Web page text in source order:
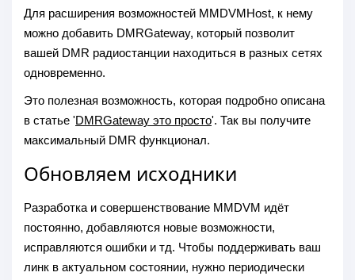
Для расширения возможностей MMDVMHost, к нему
можно добавить DMRGateway, который позволит
вашей DMR радиостанции находиться в разных сетях
одновременно.
Это полезная возможность, которая подробно описана
в статье 'DMRGateway это просто'. Так вы получите
максимальный DMR функционал.
Обновляем исходники
Разработка и совершенствование MMDVM идёт
постоянно, добавляются новые возможности,
исправляются ошибки и тд. Чтобы поддерживать ваш
линк в актуальном состоянии, нужно периодически